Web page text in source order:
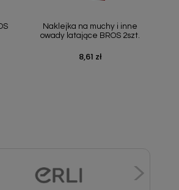
Naklejka na muchy i inne
owady latające BROS 2szt.
Cena
8,61 zł